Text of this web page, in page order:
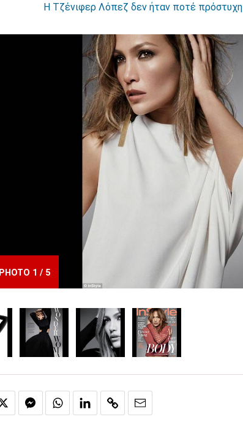
H Tζένιφερ Λόπεζ δεν ήταν ποτέ πρόστυχη
PHOTO 1 / 5